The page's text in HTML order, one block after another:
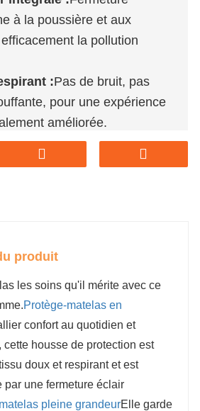
à la poussière et aux
la pollution
:Pas de bruit, pas
pour une expérience
améliorée.
:Découpe précise,
glissement.
facile, convient à un usage
soin de la peau et
avec les allergènes.
intéressent, veuillez
web officiel pour plus de
nous directement par e-
produit
les soins qu'il mérite avec ce
Protège-matelas en
confort au quotidien et
cette housse de protection est
doux et respirant et est
par une fermeture éclair
pleine grandeurElle garde